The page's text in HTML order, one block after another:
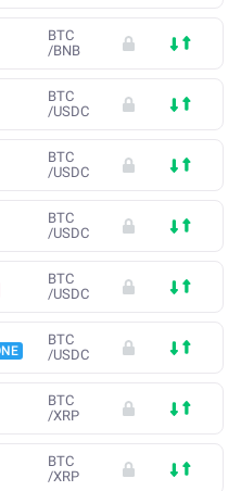
BTC
/BNB
BTC
/USDC
BTC
/USDC
BTC
/USDC
BTC
/USDC
BTC
/USDC
BTC
/XRP
BTC
/XRP